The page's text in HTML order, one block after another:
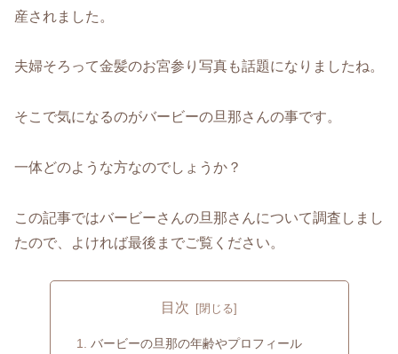
産されました。
夫婦そろって金髪のお宮参り写真も話題になりましたね。
そこで気になるのがバービーの旦那さんの事です。
一体どのような方なのでしょうか？
この記事ではバービーさんの旦那さんについて調査しまし
たので、よければ最後までご覧ください。
目次
バービーの旦那の年齢やプロフィール